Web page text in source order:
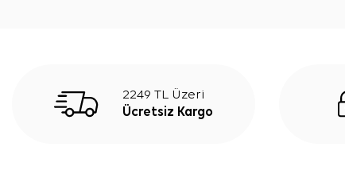
2249 TL Üzeri
Ücretsiz Kargo